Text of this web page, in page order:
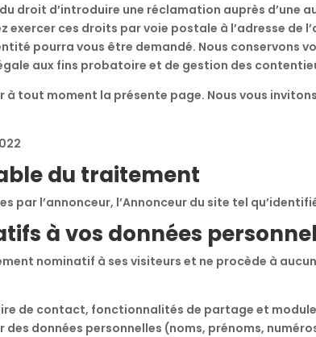
droit d’introduire une réclamation auprès d’une
ces droits par voie postale à l’adresse de
pourra vous être demandé. Nous conservons
aux fins probatoire et de gestion des
à tout moment la présente page. Nous vous
du traitement
par l’annonceur, l’Annonceur du site tel
à vos données
nominatif à ses visiteurs et ne procède à
de contact, fonctionnalités de partage et
données personnelles (noms, prénoms,